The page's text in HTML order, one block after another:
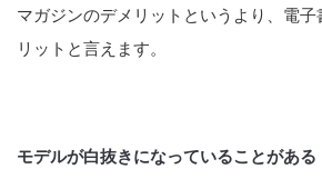
マガジンのデメリットというより、電子
リットと言えます。
モデルが白抜きになっていることがある